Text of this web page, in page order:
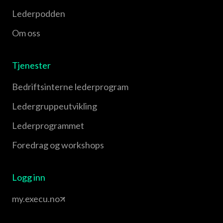
Lederpodden
Om oss
Tjenester
Bedriftsinterne lederprogram
Leder­gruppe­utvikling
Leder­programmet
Foredrag og workshops
Logg inn
my.execu.no